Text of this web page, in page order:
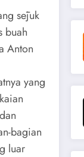
sējuk
buah
Anton
yang
bagian
luar